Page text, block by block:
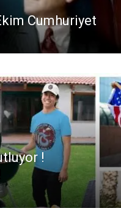
Cumhuriyet
!